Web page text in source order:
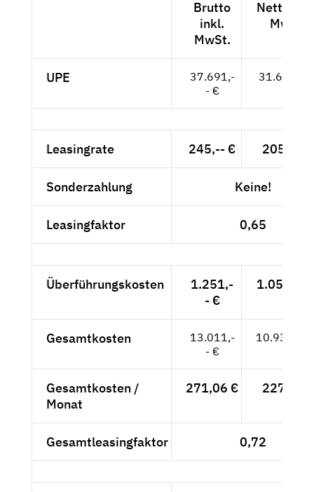
Brutto
inkl.
MwSt.
Netto
MwSt.
UPE
37.691,-
- €
31.673,--
Leasingrate 245,-- € 205,88 €
Sonderzahlung Keine!
Leasingfaktor 0,65
Überführungskosten
1.251,-
- €
1.051,26
Gesamtkosten
13.011,-
- €
10.933,61
Gesamtkosten /
Monat
271,06 € 227,78 €
Gesamtleasingfaktor 0,72